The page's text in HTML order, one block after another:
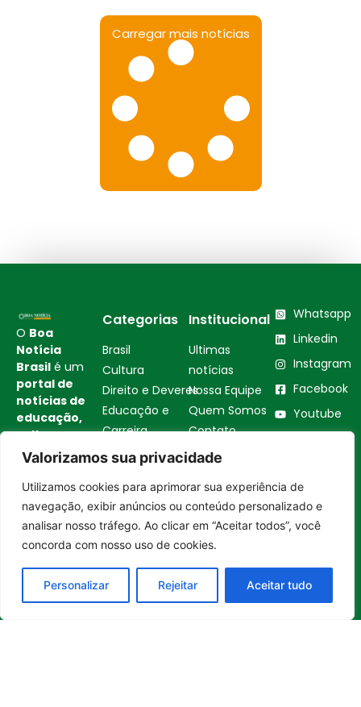
Valorizamos sua privacidade
Utilizamos cookies para aprimorar sua experiência de
navegação, exibir anúncios ou conteúdo personalizado e
analisar nosso tráfego. Ao clicar em “Aceitar todos”, você
concorda com nosso uso de cookies.
Personalizar Rejeitar Aceitar tudo
Carregar mais notícias
O Boa
Notícia
Brasil é um
portal de
notícias de
educação,
cultura,
bem-
estar,
empreendedorismo,
turismo,
tecnologia
sustentabilidade
no Brasil e
no mundo.
Reúne
Categorias
Brasil
Cultura
Direito e Deveres
Educação e
Carreira
Empreendedorismo
Saúde e Bem-Estar
Sustentabilidade
Tecnologia
Turismo e
Gastronomia
Institucional
Ultimas
notícias
Nossa Equipe
Quem Somos
Contato
Princípios
Política de
Privacidade
Política de
Cookies
Whatsapp
Linkedin
Instagram
Facebook
Youtube